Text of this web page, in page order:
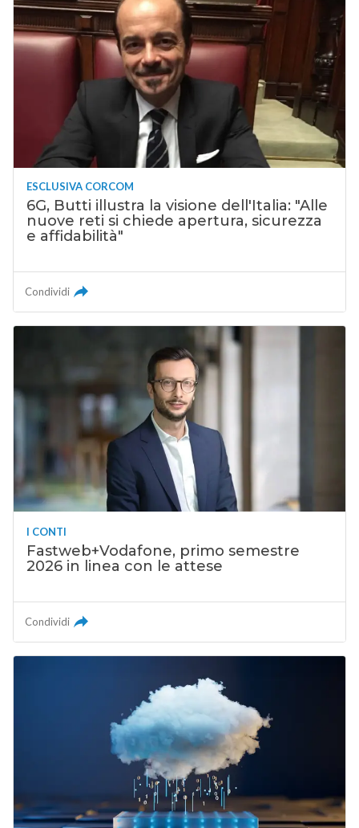
ESCLUSIVA CORCOM
6G, Butti illustra la visione dell'Italia: "Alle
nuove reti si chiede apertura, sicurezza
e affidabilità"
Condividi
I CONTI
Fastweb+Vodafone, primo semestre
2026 in linea con le attese
Condividi